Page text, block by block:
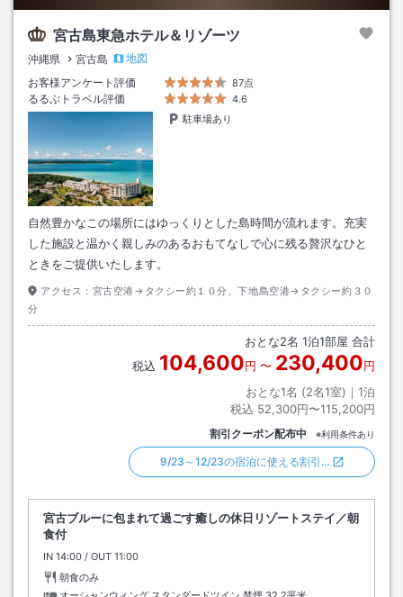
宮古島東急ホテル＆リゾーツ
沖縄県 宮古島
地図
お客様アンケート評価
87点
るるぶトラベル評価
4.6
駐車場あり
自然豊かなこの場所にはゆっくりとした島時間が流れます。充実
した施設と温かく親しみのあるおもてなしで心に残る贅沢なひと
ときをご提供いたします。
アクセス： 宮古空港→タクシー約１０分、下地島空港→タクシー約３０
分
おとな2名 1泊1部屋 合計
税込 104,600円 〜 230,400円
おとな1名 (2名1室)｜ 1泊
税込 52,300円〜115,200円
割引クーポン配布中 ※利用条件あり
9/23～12/23の宿泊に使える割引…
宮古ブルーに包まれて過ごす癒しの休日リゾートステイ／朝
食付
IN チェックイン
14:00 / OUT チェックアウト
11:00
朝食のみ